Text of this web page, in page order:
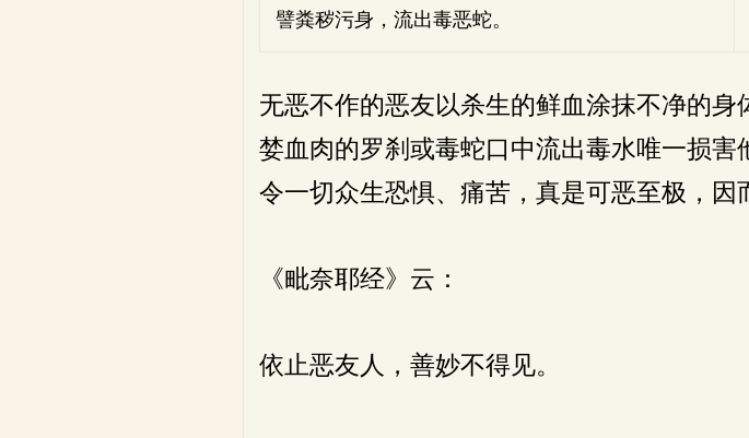
譬粪秽污身，流出毒恶蛇。
无恶不作的恶友以杀生的鲜血涂抹不净的
婪血肉的罗刹或毒蛇口中流出毒水唯一损
令一切众生恐惧、痛苦，真是可恶至极，因
《毗奈耶经》云：
依止恶友人，善妙不得见。